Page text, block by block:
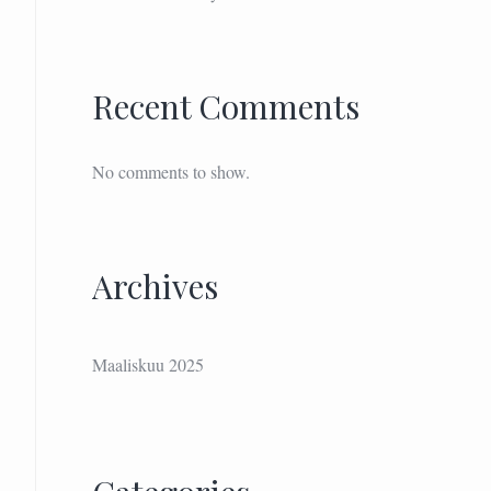
Recent Comments
No comments to show.
Archives
Maaliskuu 2025